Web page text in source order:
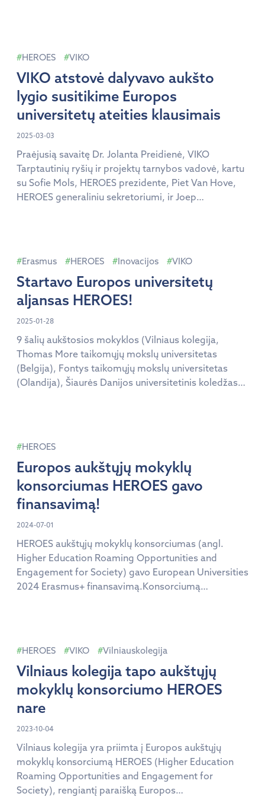
HEROES darbo grupe aptarė darbo rinkos
kompetencijų poreikį […]
HEROES VIKO
VIKO atstovė dalyvavo aukšto
lygio susitikime Europos
universitetų ateities klausimais
2025-03-03
Praėjusią savaitę Dr. Jolanta Preidienė, VIKO
Tarptautinių ryšių ir projektų tarnybos vadovė, kartu
su Sofie Mols, HEROES prezidente, Piet Van Hove,
HEROES generaliniu sekretoriumi, ir Joep
organizavo Europos Komisija. Šis vertingas
susitikimas sukūrė […]
Erasmus HEROES Inovacijos VIKO
Startavo Europos universitetų
aljansas HEROES!
2025-01-28
9 šalių aukštosios mokyklos (Vilniaus kolegija,
Thomas More taikomųjų mokslų universitetas
(Belgija), Fontys taikomųjų mokslų universitetas
(Olandija), Šiaurės Danijos universitetinis koledžas
Mendelio universitetas (Čekija) susibūrusios Thomas
More taikomųjų mokslų universitete paskelbė
Europos universitetų aljanso HEROES startą! Sausio
21–23 […]
HEROES
Europos aukštųjų mokyklų
konsorciumas HEROES gavo
finansavimą!
2024-07-01
HEROES aukštųjų mokyklų konsorciumas (angl.
Higher Education Roaming Opportunities and
Engagement for Society) gavo European Universities
2024 Erasmus+ finansavimą.Konsorciumą
https://www.heroesuniversity.eu
HEROES VIKO Vilniauskolegija
Vilniaus kolegija tapo aukštųjų
mokyklų konsorciumo HEROES
nare
2023-10-04
Vilniaus kolegija yra priimta į Europos aukštųjų
mokyklų konsorciumą HEROES (Higher Education
Roaming Opportunities and Engagement for
Society), rengiantį paraišką Europos